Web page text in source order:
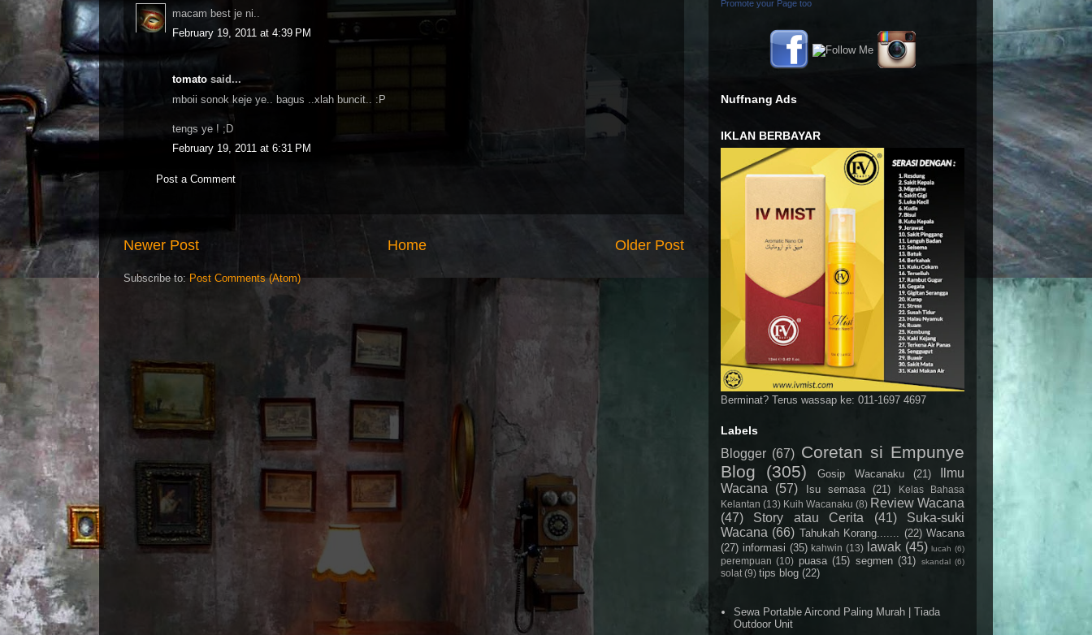
macam best je ni..
February 19, 2011 at 4:39 PM
tomato said...
mboii sonok keje ye.. bagus ..xlah buncit.. :P
tengs ye ! ;D
February 19, 2011 at 6:31 PM
Post a Comment
Newer Post Older Post
Home
Subscribe to: Post Comments (Atom)
Promote your Page too
Nuffnang Ads
IKLAN BERBAYAR
Berminat? Terus wassap ke: 011-1697 4697
Labels
Blogger (67) Coretan si Empunye
Blog
(305) Gosip Wacanaku (21)
Ilmu
Wacana (57) Isu semasa (21)
Kelas Bahasa
Kelantan (13) Kuih Wacanaku (8) Review Wacana
(47)
Story atau Cerita (41)
Suka-suki
Wacana (66) Tahukah Korang....... (22) Wacana
(27) informasi (35) kahwin (13) lawak (45) lucah (6)
perempuan (10) puasa (15) segmen (31) skandal (6)
solat (9) tips blog (22)
Sewa Portable Aircond Paling Murah | Tiada
Outdoor Unit